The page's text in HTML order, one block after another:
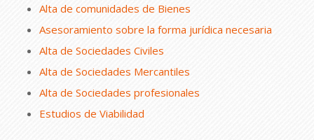
Alta de comunidades de Bienes
Asesoramiento sobre la forma jurídica necesaria
Alta de Sociedades Civiles
Alta de Sociedades Mercantiles
Alta de Sociedades profesionales
Estudios de Viabilidad